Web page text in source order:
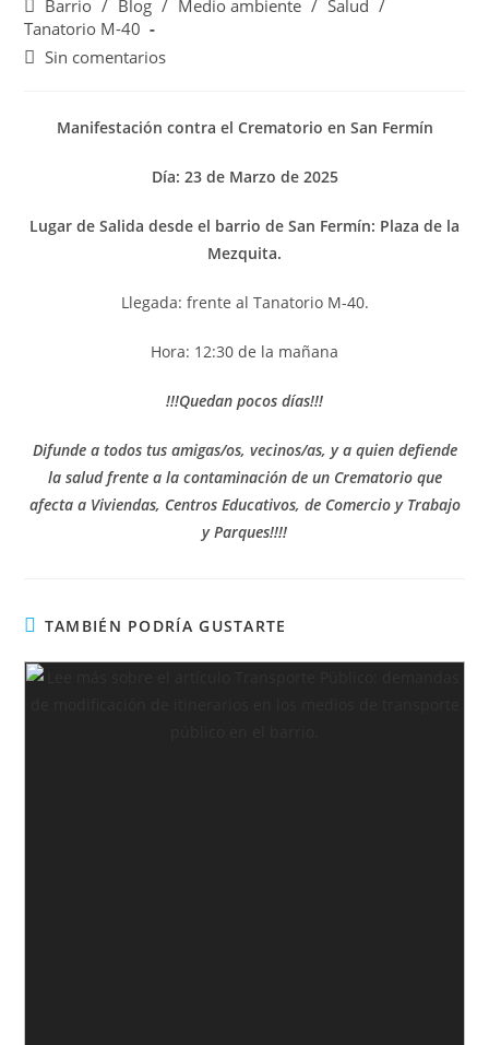
Barrio / Blog / Medio ambiente / Salud /
Tanatorio M-40
Sin comentarios
Manifestación contra el Crematorio en San Fermín
Día: 23 de Marzo de 2025
Lugar de Salida desde el barrio de San Fermín: Plaza de la
Mezquita.
Llegada: frente al Tanatorio M-40.
Hora: 12:30 de la mañana
!!!Quedan pocos días!!!
Difunde a todos tus amigas/os, vecinos/as, y a quien defiende
la salud frente a la contaminación de un Crematorio que
afecta a Viviendas, Centros Educativos, de Comercio y Trabajo
y Parques!!!!
TAMBIÉN PODRÍA GUSTARTE